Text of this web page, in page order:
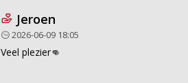
Jeroen
2026-06-09 18:05
Veel plezier👊